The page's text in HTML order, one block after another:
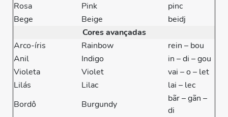
Rosa
Pink
pinc
Bege
Beige
beidj
Cores avançadas
Arco-íris
Rainbow
rein – bou
Anil
Indigo
in – di – gou
Violeta
Violet
vai – o – let
Lilás
Lilac
lai – lec
Bordô
Burgundy
bãr – gãn –
di